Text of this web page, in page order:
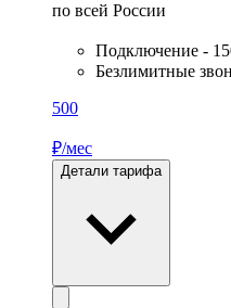
по всей России
Подключение -
Безлимитные
500
₽/мес
Детали тарифа